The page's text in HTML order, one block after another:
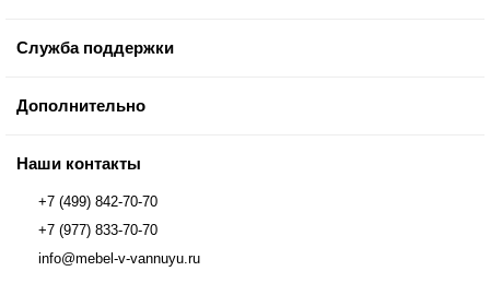
Служба поддержки
Дополнительно
Наши контакты
+7 (499) 842-70-70
+7 (977) 833-70-70
info@mebel-v-vannuyu.ru